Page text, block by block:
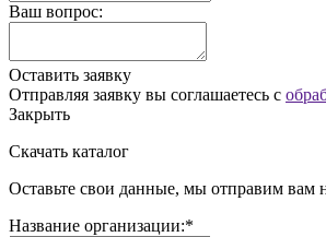
Ваш вопрос:
Оставить заявку
Отправляя заявку вы соглашаетесь с
Закрыть
Скачать каталог
Оставьте свои данные, мы отправим вам
Название организации:*